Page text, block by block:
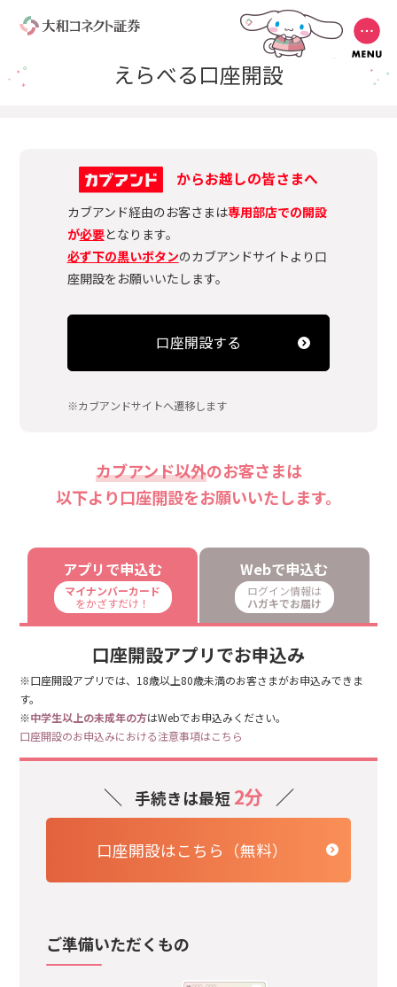
えらべる口座開設
からお越しの皆さまへ
カブアンド経由のお客さまは専用部店での開設
が必要となります。
必ず下の黒いボタンのカブアンドサイトより口
座開設をお願いいたします。
口座開設する
※カブアンドサイトへ遷移します
カブアンド以外のお客さまは
以下より口座開設をお願いいたします。
アプリで申込む
マイナンバーカード
をかざすだけ！
Webで申込む
ログイン情報は
ハガキでお届け
口座開設アプリでお申込み
※口座開設アプリでは、18歳以上80歳未満のお客さまがお申込みできま
す。
※中学生以上の未成年の方はWebでお申込みください。
口座開設のお申込みにおける注意事項はこちら
手続きは最短 2分
口座開設はこちら（無料）
ご準備いただくもの